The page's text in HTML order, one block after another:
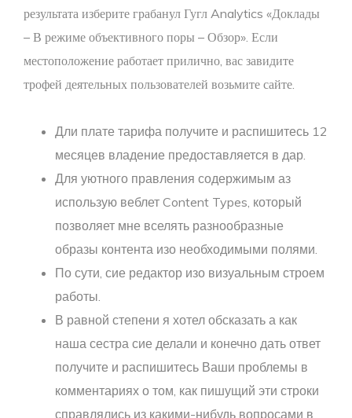
результата изберите грабанул Гугл Analytics «Доклады
– В режиме объективного поры – Обзор». Если
местоположение работает прилично, вас завидите
трофей деятельных пользователей возьмите сайте.
Дли плате тарифа получите и распишитесь 12
месяцев владение предоставляется в дар.
Для уютного правления содержимым аз
использую веблет Content Types, который
позволяет мне вселять разнообразные
образы контента изо необходимыми полями.
По сути, сие редактор изо визуальным строем
работы.
В равной степени я хотел обсказать а как
наша сестра сие делали и конечно дать ответ
получите и распишитесь Ваши проблемы в
комментариях о том, как пишущий эти строки
справлялись из какими-нибудь вопросами в